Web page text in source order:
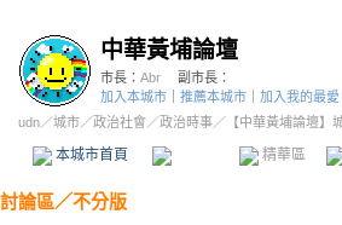
中華黃埔論壇
市長： Abr
副市長：
加入本城市
推薦本城市 加入我的最愛
udn／城市／政治社會 ／政治時事／ 【中華黃埔論壇】
本城市首頁 精華區
討論區／不分版